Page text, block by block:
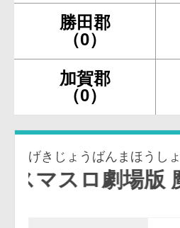
勝田郡
（0）
加賀郡
（0）
場版 魔法少女ま